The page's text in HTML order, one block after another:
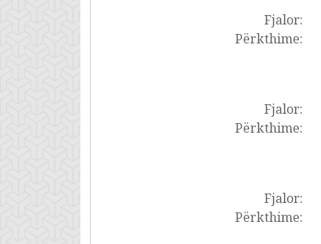
Fjalor:
Përkthime:
Fjalor:
Përkthime:
Fjalor:
Përkthime: